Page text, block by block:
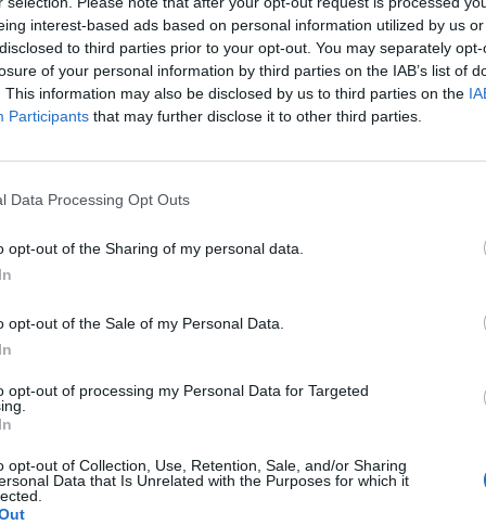
interest-based ads based on personal information utilized by us
to third parties prior to your opt-out. You may separately
of your personal information by third parties on the IAB’s list of
This information may also be disclosed by us to third parties on the
Participants that may further disclose it to other third parties.
Data Processing Opt Outs
opt-out of the Sharing of my personal data.
opt-out of the Sale of my Personal Data.
opt-out of processing my Personal Data for Targeted
opt-out of Collection, Use, Retention, Sale, and/or Sharing
Data that Is Unrelated with the Purposes for which it
que establece la nueva regulación son
la introducción del principio de
preventivas no reactivas -, la
y las nuevas sanciones que pueden llegar
de empresas, hasta el 4% de la
portal del Consejo General de Colegios
ha sido elaborado con la colaboración de
preferida de Google
de actualidad.